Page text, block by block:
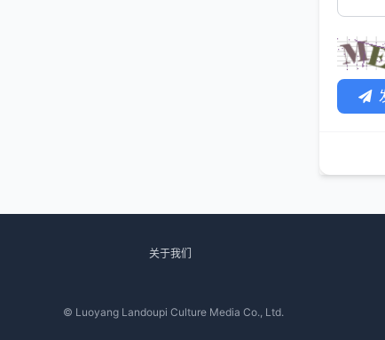
关于我们
© Luoyang Landoupi Culture Media Co., Ltd.